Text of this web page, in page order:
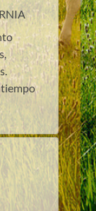
tiempo